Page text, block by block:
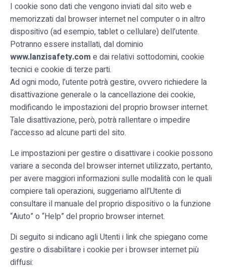
I cookie sono dati che vengono inviati dal sito web e
memorizzati dal browser internet nel computer o in altro
dispositivo (ad esempio, tablet o cellulare) dell’utente.
Potranno essere installati, dal dominio
www.lanzisafety.com e dai relativi sottodomini, cookie
tecnici e cookie di terze parti.
Ad ogni modo, l’utente potrà gestire, ovvero richiedere la
disattivazione generale o la cancellazione dei cookie,
modificando le impostazioni del proprio browser internet.
Tale disattivazione, però, potrà rallentare o impedire
l’accesso ad alcune parti del sito.
Le impostazioni per gestire o disattivare i cookie possono
variare a seconda del browser internet utilizzato, pertanto,
per avere maggiori informazioni sulle modalità con le quali
compiere tali operazioni, suggeriamo all’Utente di
consultare il manuale del proprio dispositivo o la funzione
“Aiuto” o “Help” del proprio browser internet.
Di seguito si indicano agli Utenti i link che spiegano come
gestire o disabilitare i cookie per i browser internet più
diffusi: